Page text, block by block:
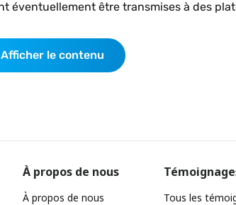
éventuellement être transmises à des
Afficher le contenu
À propos de nous
À propos de nous
Tous les